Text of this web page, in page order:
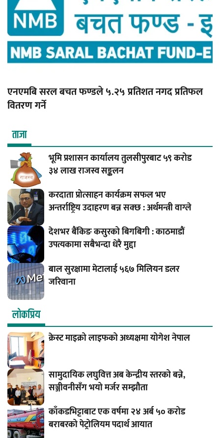
एनएमबि सरल बचत फण्डले ५.२५ प्रतिशत नगद प्रतिफल
वितरण गर्ने
ताजा
भूमि प्रशासन कार्यालय तुलसीपुरबाट ५९ करोड
३४ लाख राजस्व सङ्कलन
करदाता प्रोत्साहन कार्यक्रम सफल भए
अन्तर्राष्ट्रिय उदाहरण बन्न सक्छ : अर्थमन्त्री वाग्ले
देशभर बैंकिङ कसुरको बिगबिगी : काठमाडौं
उपत्यकामा सबैभन्दा धेरै मुद्दा
बाल सुरक्षामा मेटालाई ५६७ मिलियन डलर
जरिवाना
लाेकप्रिय
क्रेस्ट माइक्रो लाइफको अध्यक्षमा योगेश नेपाल
सामुदायिक लघुवित्त अब केन्द्रीय स्तरको बन्ने,
सञ्जीवनीसँग भयो मर्जर सम्झौता
काँकडभिट्टाबाट एक वर्षमा २४ अर्ब ५० करोड
बराबरको पेट्रोलियम पदार्थ आयात